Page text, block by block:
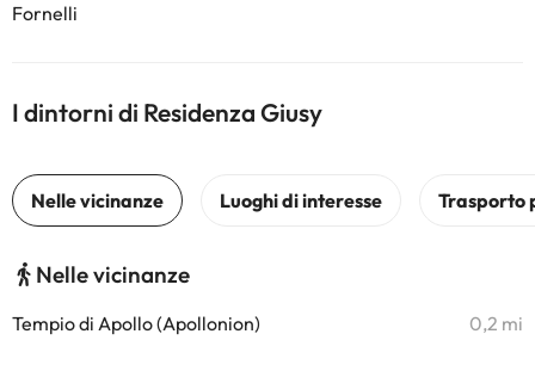
Fornelli
I dintorni di Residenza Giusy
Nelle vicinanze
Tempio di Apollo (Apollonion) 0,2 mi